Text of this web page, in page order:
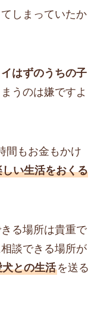
しまっていたか
はずのうちの子
うのは嫌ですよ
間もお金もかけ
しい生活をおくる
る場所は貴重で
談できる場所が
との生活を送る